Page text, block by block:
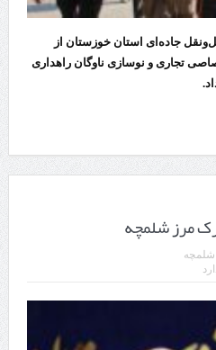
جاده‌ای استان خوزستان از
تجاری و نوسازی ناوگان راهداری